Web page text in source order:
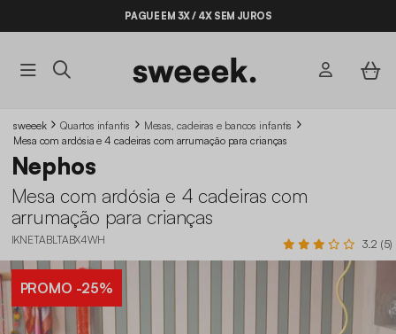
BYE BYE STOCK ATÉ -70%*
PAGUE EM 3X / 4X SEM JUROS
sweeek Quartos infantis
Mesas, cadeiras e bancos infantis
Mesa com ardósia e 4 cadeiras com arrumação para crianças
Nephos
Mesa com ardósia e 4 cadeiras com
arrumação para crianças
IKNETABLTABX4WH 3.2 (5)
PROMO -25%